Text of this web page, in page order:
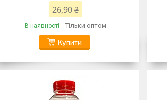
26,90 ₴
В наявності Тільки оптом
Купити